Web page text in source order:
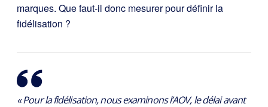
marques. Que faut-il donc mesurer pour définir la
fidélisation ?
« Pour la fidélisation, nous examinons l’AOV, le délai avant